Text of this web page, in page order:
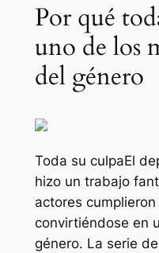
Por qué
uno de los
del género
Toda su culpaEl
hizo un trabajo
actores
convirtiéndose en
género. La serie